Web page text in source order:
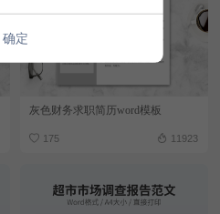
灰色财务求职简历word模板
175 11923
确定